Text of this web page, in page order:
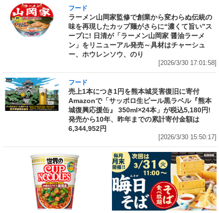
フード
ラーメン山岡家監修で創業から変わらぬ伝統の
味を再現したカップ麺がさらに“濃くて旨い”ス
ープに! 日清が「ラーメン山岡家 醤油ラーメ
ン」をリニューアル発売～具材はチャーシュ
ー、ホウレンソウ、のり
[2026/3/30 17:01:58]
フード
売上1本につき1円を熊本城災害復旧に寄付
Amazonで「サッポロ生ビール黒ラベル『熊本
城復興応援缶』 350ml×24本」が税込5,180円!
発売から10年、昨年までの累計寄付金額は
6,344,952円
[2026/3/30 15:50:17]